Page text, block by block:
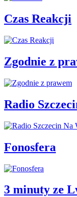
Czas Reakcji
Zgodnie z
Radio
Fonosfera
3 minuty ze